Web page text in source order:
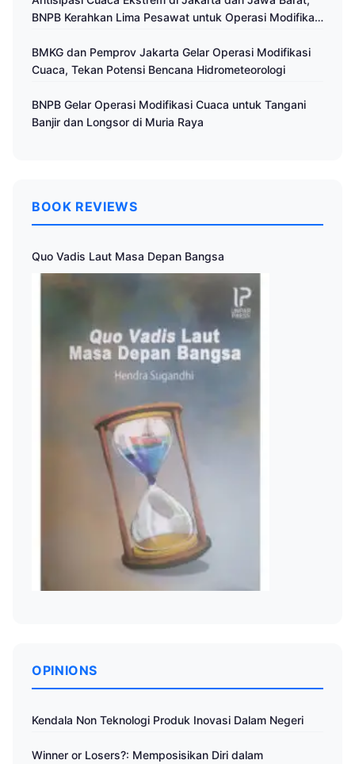
BNPB Kerahkan Lima Pesawat untuk Operasi Modifikasi
BMKG dan Pemprov Jakarta Gelar Operasi Modifikasi
Cuaca, Tekan Potensi Bencana Hidrometeorologi
BNPB Gelar Operasi Modifikasi Cuaca untuk Tangani
Banjir dan Longsor di Muria Raya
BOOK REVIEWS
Quo Vadis Laut Masa Depan Bangsa
OPINIONS
Kendala Non Teknologi Produk Inovasi Dalam Negeri
Winner or Losers?: Memposisikan Diri dalam